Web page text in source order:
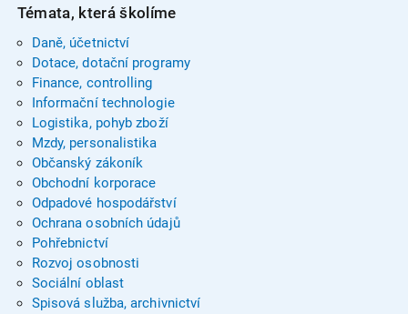
Témata, která školíme
Daně, účetnictví
Dotace, dotační programy
Finance, controlling
Informační technologie
Logistika, pohyb zboží
Mzdy, personalistika
Občanský zákoník
Obchodní korporace
Odpadové hospodářství
Ochrana osobních údajů
Pohřebnictví
Rozvoj osobnosti
Sociální oblast
Spisová služba, archivnictví